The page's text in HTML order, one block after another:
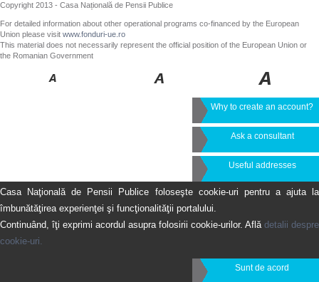
Copyright 2013 - Casa Națională de Pensii Publice
For detailed information about other operational programs co-financed by the European
Union please visit www.fonduri-ue.ro
This material does not necessarily represent the official position of the European Union or
the Romanian Government
Why to create an account?
Ask a consultant
Useful addresses
Casa Naţională de Pensii Publice foloseşte cookie-uri pentru a ajuta la
îmbunătăţirea experienţei şi funcţionalităţii portalului.
Continuând, îţi exprimi acordul asupra folosirii cookie-urilor. Află detalii despre
cookie-uri.
Sunt de acord